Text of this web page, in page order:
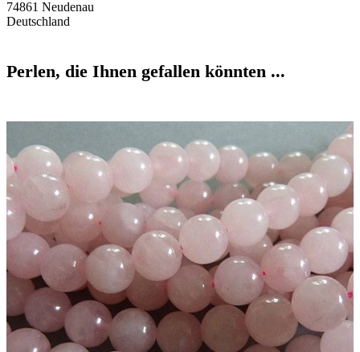
74861 Neudenau
Deutschland
Perlen, die Ihnen gefallen könnten ...